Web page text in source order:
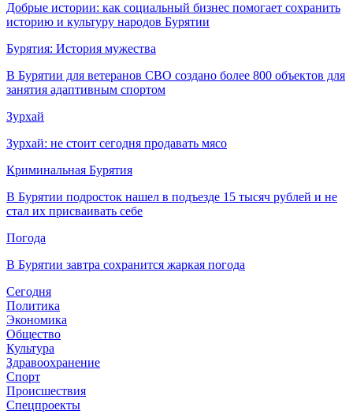
Добрые истории: как социальный бизнес помогает сохранить
историю и культуру народов Бурятии
Бурятия: История мужества
В Бурятии для ветеранов СВО создано более 800 объектов для
занятия адаптивным спортом
Зурхай
Зурхай: не стоит сегодня продавать мясо
Криминальная Бурятия
В Бурятии подросток нашел в подъезде 15 тысяч рублей и не
стал их присваивать себе
Погода
В Бурятии завтра сохранится жаркая погода
Сегодня
Политика
Экономика
Общество
Культура
Здравоохранение
Спорт
Происшествия
Спецпроекты